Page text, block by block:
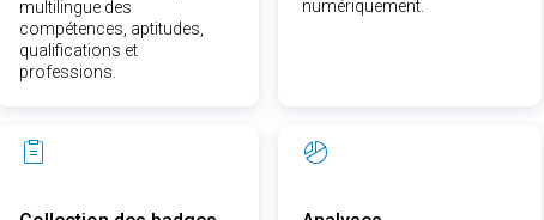
multilingue des
compétences, aptitudes,
qualifications et
professions.
numériquement.